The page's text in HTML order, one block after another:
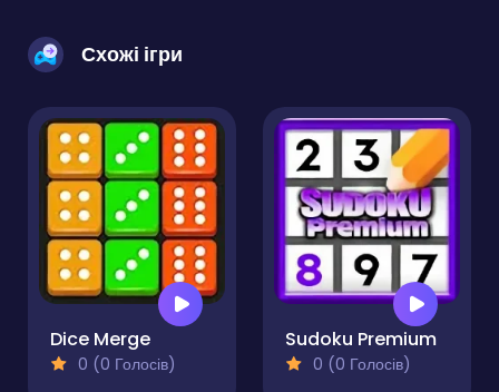
Схожі ігри
Dice Merge
0 (0 Голосів)
Sudoku Premium
0 (0 Голосів)